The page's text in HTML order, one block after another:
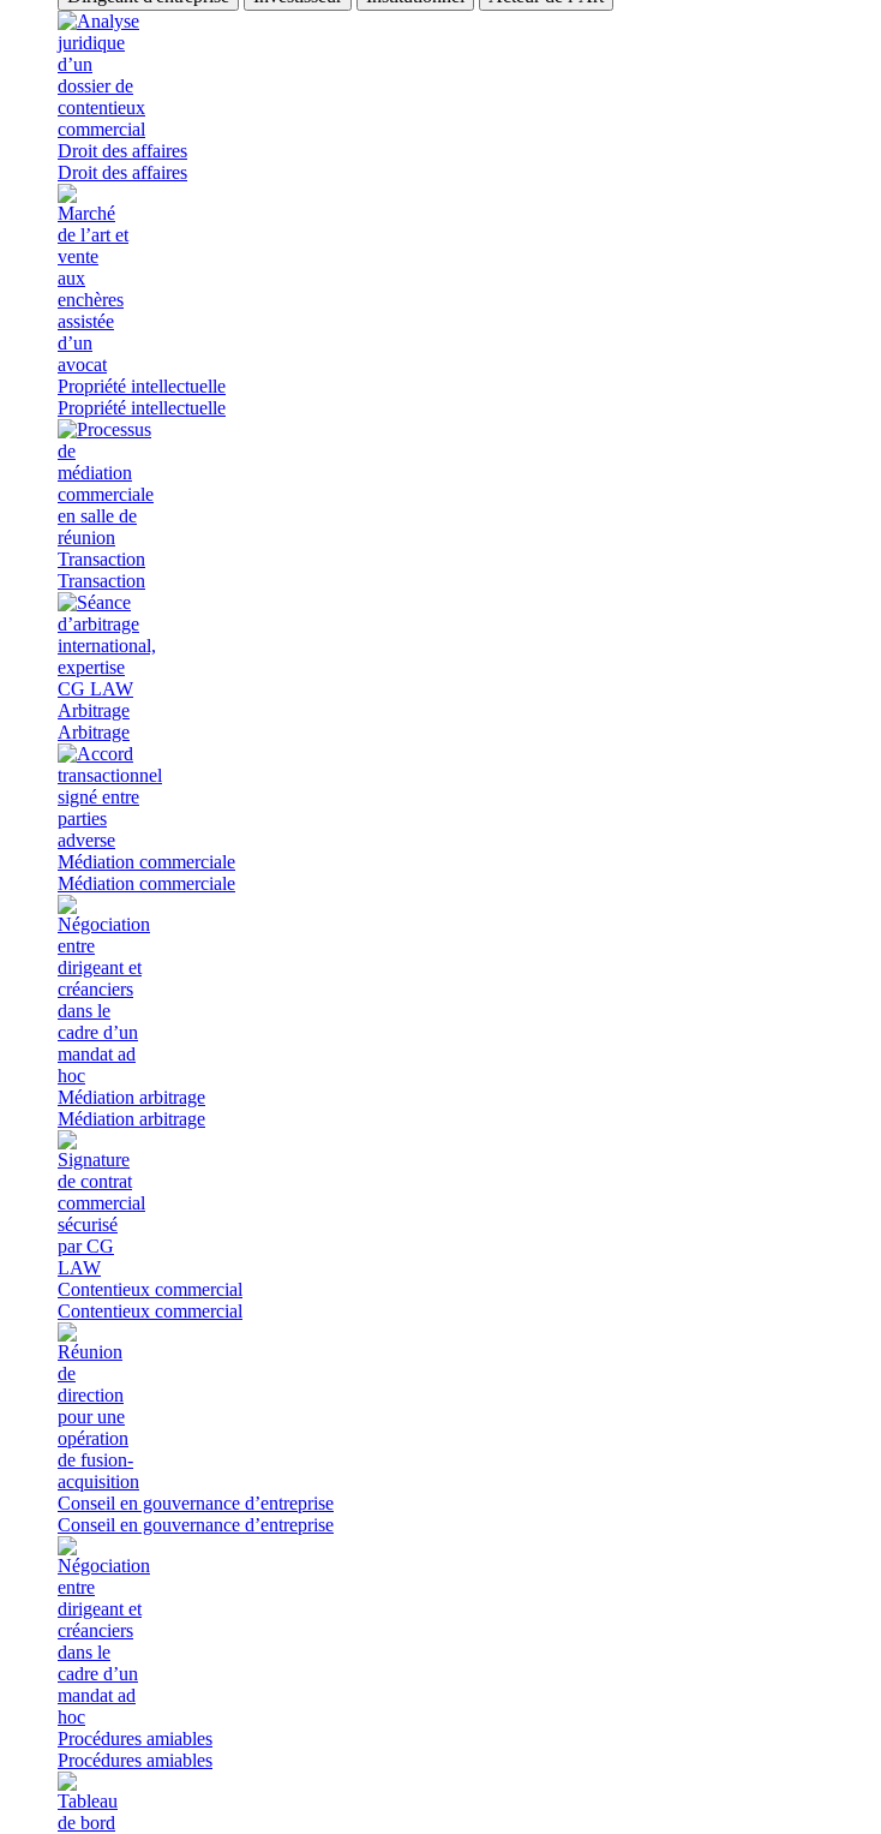
Droit des affaires
Droit des affaires
Propriété intellectuelle
Propriété intellectuelle
Transaction
Transaction
Arbitrage
Arbitrage
Médiation commerciale
Médiation commerciale
Médiation arbitrage
Médiation arbitrage
Contentieux commercial
Contentieux commercial
Conseil en gouvernance d’entreprise
Conseil en gouvernance d’entreprise
Procédures amiables
Procédures amiables